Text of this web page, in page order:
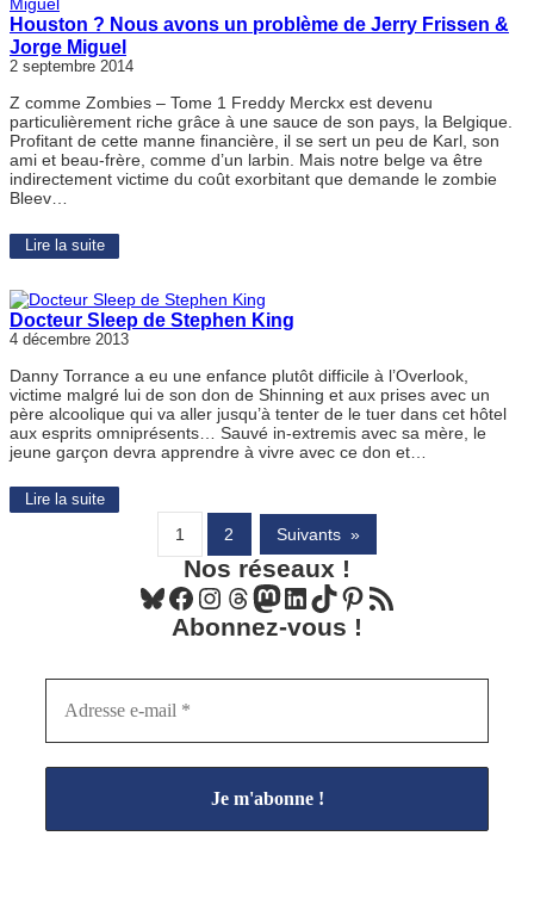
Houston ? Nous avons un problème de Jerry Frissen &
Jorge Miguel
2 septembre 2014
Z comme Zombies – Tome 1 Freddy Merckx est devenu
particulièrement riche grâce à une sauce de son pays, la Belgique.
Profitant de cette manne financière, il se sert un peu de Karl, son
ami et beau-frère, comme d’un larbin. Mais notre belge va être
indirectement victime du coût exorbitant que demande le zombie
Bleev…
Lire la suite
Docteur Sleep de Stephen King
4 décembre 2013
Danny Torrance a eu une enfance plutôt difficile à l’Overlook,
victime malgré lui de son don de Shinning et aux prises avec un
père alcoolique qui va aller jusqu’à tenter de le tuer dans cet hôtel
aux esprits omniprésents… Sauvé in-extremis avec sa mère, le
jeune garçon devra apprendre à vivre avec ce don et…
Lire la suite
1 2 Suivants »
Nos réseaux !
Bluesky Facebook Instagram Threads Mastodon LinkedIn TikTok Pinterest Flux RSS
Abonnez-vous !